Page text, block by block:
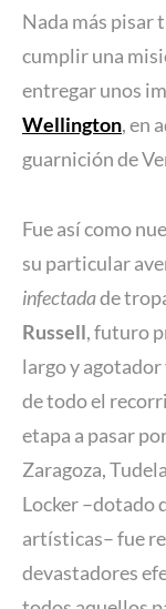
Nada más pisar
cumplir una
entregar unos
Wellington, en
guarnición de
Fue así como
su particular
infectadade
Russell, futuro
largo y agotador
de todo el
etapa a pasar
Zaragoza,
Locker –dotado
artísticas– fue
devastadores